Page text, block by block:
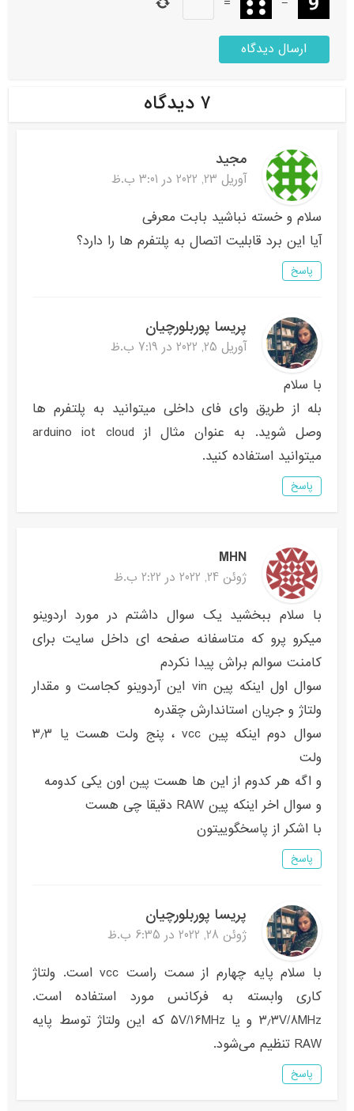
۷ دیدگاه
مجید
آوریل 23, 2022 در 3:01 ب.ظ
سلام و خسته نباشید بابت معرفی
آیا این برد قابلیت اتصال به پلتفرم ها را دارد؟
پاسخ
پریسا پوربلورچیان
آوریل 25, 2022 در 7:19 ب.ظ
با سلام
بله از طریق وای فای داخلی میتوانید به پلتفرم ها
وصل شوید. به عنوان مثال از arduino iot cloud
میتوانید استفاده کنید.
پاسخ
MHN
ژوئن 24, 2022 در 2:22 ب.ظ
با سلام ببخشید یک سوال داشتم در مورد اردوینو
میکرو پرو که متاسفانه صفحه ای داخل سایت برای
کامنت سوالم براش پیدا نکردم
سوال اول اینکه پین vin این آردوینو کجاست و مقدار
ولتاژ و جریان استاندارش چقدره
سوال دوم اینکه پین vcc ، پنج ولت هست یا ۳٫۳
ولت
و اگه هر کدوم از این ها هست پین اون یکی کدومه
و سوال اخر اینکه پین RAW دقیقا چی هست
با اشکر از پاسخگوییتون
پاسخ
پریسا پوربلورچیان
ژوئن 28, 2022 در 6:35 ب.ظ
با سلام پایه چهارم از سمت راست vcc است. ولتاژ
کاری وابسته به فرکانس مورد استفاده است.
۳٫۳V/8MHz و یا ۵V/16MHz که این ولتاژ توسط پایه
RAW تنظیم می‌شود.
پاسخ